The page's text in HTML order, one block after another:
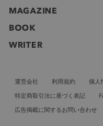
MAGAZINE
BOOK
WRITER
運営会社 利用規約 個人
特定商取引法に基づく表記
広告掲載に関するお問い合わせ